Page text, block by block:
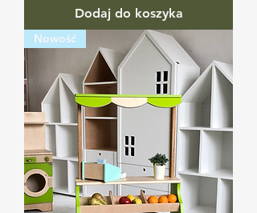
Dodaj do koszyka
Nowość